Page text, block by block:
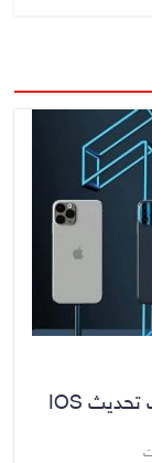
مظلة تحمي
أمانة
No Comment
مشكلات خطيرة فى هواتف آيفون بسبب تحديث IOS